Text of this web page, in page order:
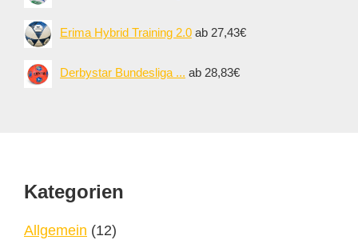
Erima Hybrid Training 2.0ab 27,43€
Derbystar Bundesliga ... ab 28,83€
Footer
Kategorien
Allgemein (12)